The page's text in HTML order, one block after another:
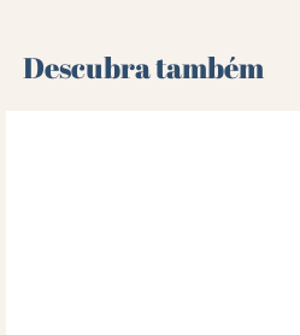
Descubra também 🌻